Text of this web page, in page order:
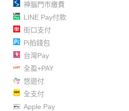
神腦門市繳費
LINE Pay付款
街口支付
Pi拍錢包
台灣Pay
全盈+PAY
悠遊付
全支付
Apple Pay